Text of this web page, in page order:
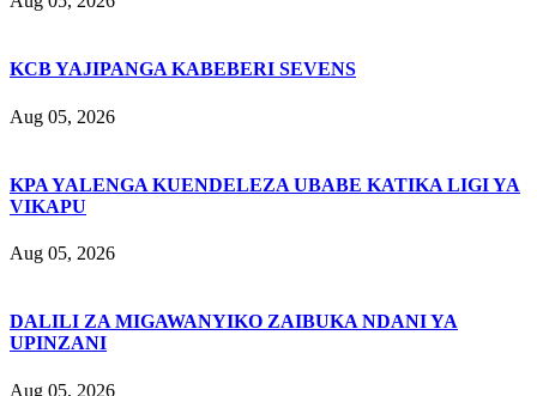
KCB YAJIPANGA KABEBERI SEVENS
Aug 05, 2026
KPA YALENGA KUENDELEZA UBABE KATIKA LIGI YA
VIKAPU
Aug 05, 2026
DALILI ZA MIGAWANYIKO ZAIBUKA NDANI YA
UPINZANI
Aug 05, 2026